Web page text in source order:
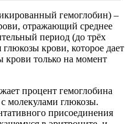
гемоглобин) –
отражающий среднее
период (до трёх
крови, которое дает
крови только на момент
процент гемоглобина
молекулами глюкозы.
присоединения